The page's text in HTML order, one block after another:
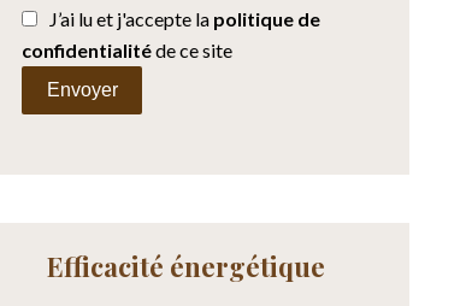
J’ai lu et j'accepte la politique de
confidentialitéde ce site
Envoyer
Efficacité énergétique